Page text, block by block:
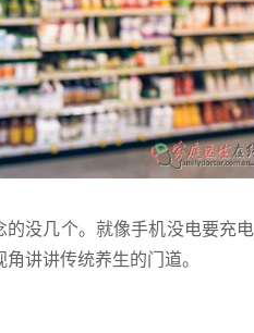
没几个。就像手机没电要充
讲讲传统养生的门道。